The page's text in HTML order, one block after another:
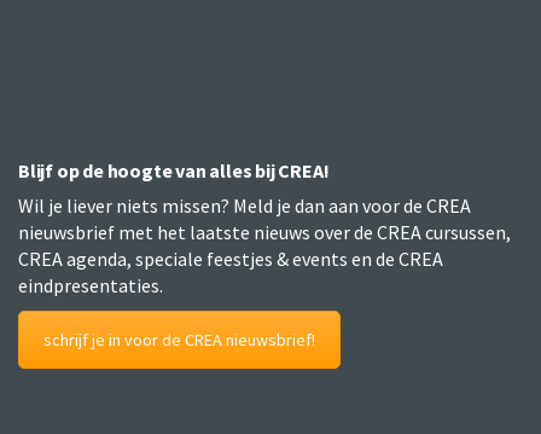
Blijf op de hoogte van alles bij CREA!
Wil je liever niets missen? Meld je dan aan voor de CREA
nieuwsbrief met het laatste nieuws over de CREA cursussen,
CREA agenda, speciale feestjes & events en de CREA
eindpresentaties.
schrijf je in voor de CREA nieuwsbrief!